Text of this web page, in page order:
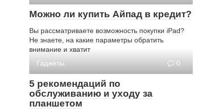
Можно ли купить Айпад в кредит?
Вы рассматриваете возможность покупки iPad?
Не знаете, на какие параметры обратить
внимание и хватит
Гаджеты
0
5 рекомендаций по
обслуживанию и уходу за
планшетом